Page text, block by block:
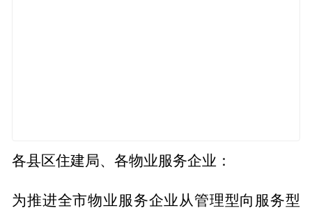
各县区住建局、各物业服务企业：
为推进全市物业服务企业从管理型向服务型